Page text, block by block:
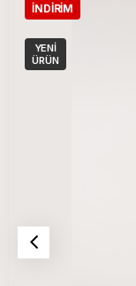
İNDIRIM
YENI
ÜRÜN